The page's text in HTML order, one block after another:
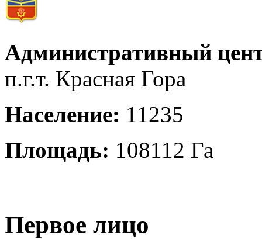
Административный
п.г.т. Красная Гора
Население: 11235
Площадь: 108112 Га
Первое лицо